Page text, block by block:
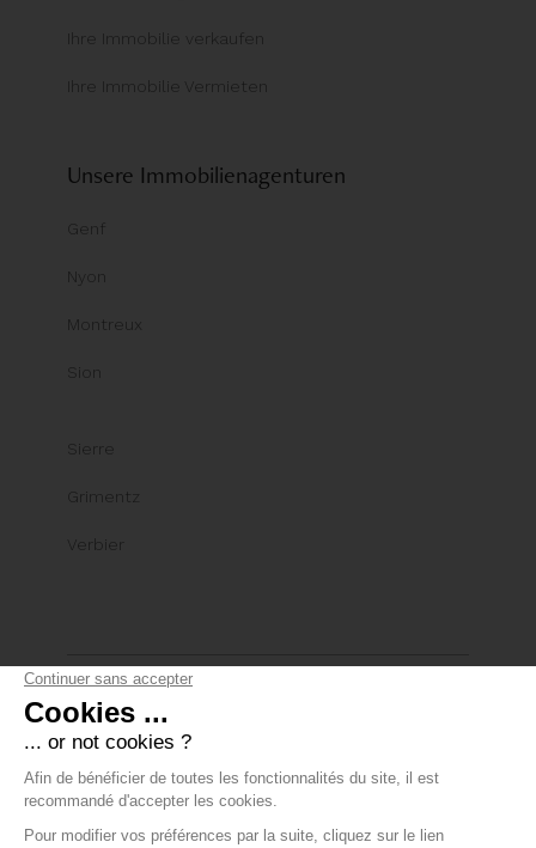
Ihre Immobilie verkaufen
Ihre Immobilie Vermieten
Unsere Immobilienagenturen
Genf
Nyon
Montreux
Sion
Sierre
Grimentz
Verbier
© Comptoir Immobilier Group
Datenschutzrichtlinien